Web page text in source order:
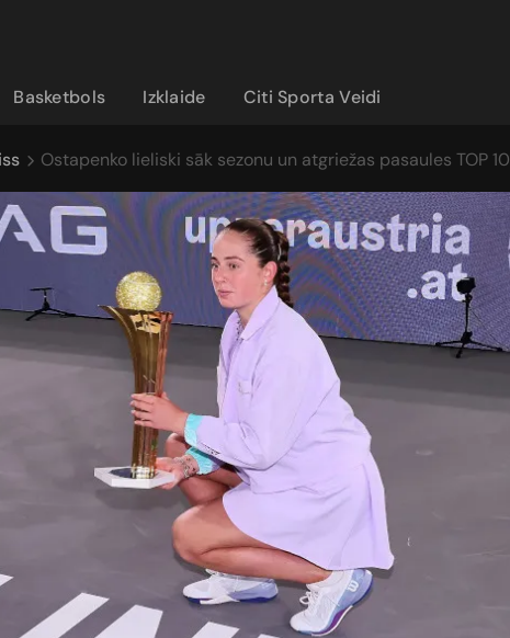
Basketbols Izklaide Citi Sporta Veidi
Ostapenko lieliski sāk sezonu un atgriežas pasaules TOP 10